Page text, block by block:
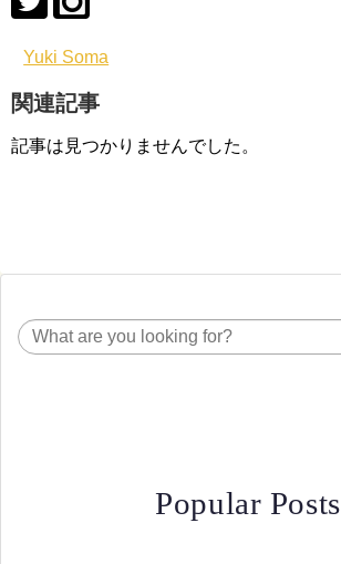
Yuki Soma
関連記事
記事は見つかりませんでした。
Popular Posts